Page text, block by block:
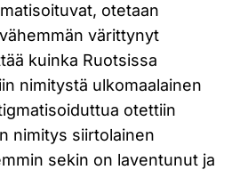
otetaan
värittynyt
kuinka Ruotsissa
nimitystä ulkomaalainen
otettiin
nimitys siirtolainen
sekin on laventunut ja